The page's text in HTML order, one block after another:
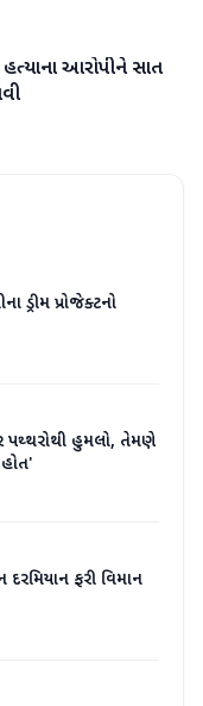
હત્યાના આરોપીને સાત
ડ્રીમ પ્રોજેક્ટનો
પથ્થરોથી હુમલો, તેમણે
દરમિયાન ફરી વિમાન